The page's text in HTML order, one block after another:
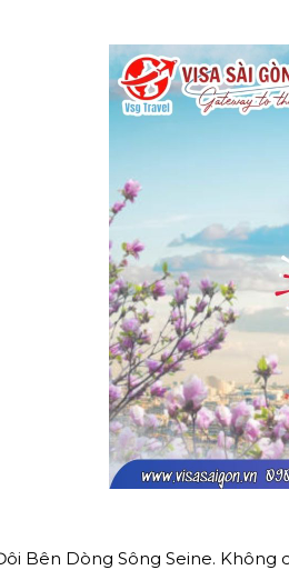
Bên Dòng Sông Seine.